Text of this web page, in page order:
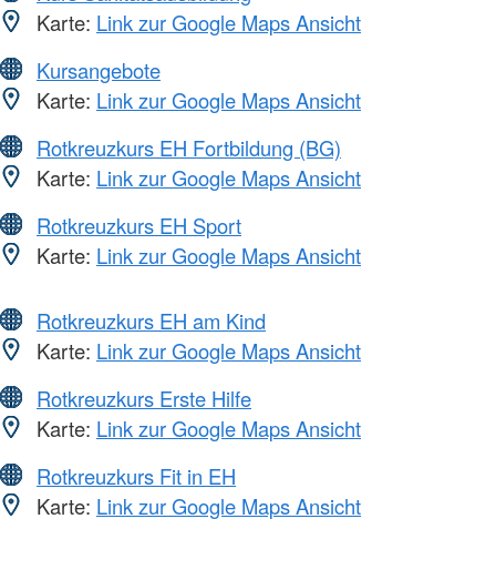
Karte: Link zur Google Maps Ansicht
Kursangebote
Karte: Link zur Google Maps Ansicht
Rotkreuzkurs EH Fortbildung (BG)
Karte: Link zur Google Maps Ansicht
Rotkreuzkurs EH Sport
Karte: Link zur Google Maps Ansicht
Rotkreuzkurs EH am Kind
Karte: Link zur Google Maps Ansicht
Rotkreuzkurs Erste Hilfe
Karte: Link zur Google Maps Ansicht
Rotkreuzkurs Fit in EH
Karte: Link zur Google Maps Ansicht